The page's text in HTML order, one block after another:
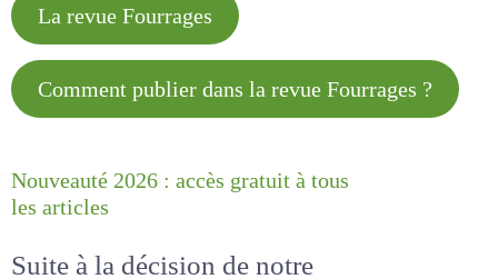
La revue Fourrages
Comment publier dans la revue
Nouveauté 2026 : accès gratuit à